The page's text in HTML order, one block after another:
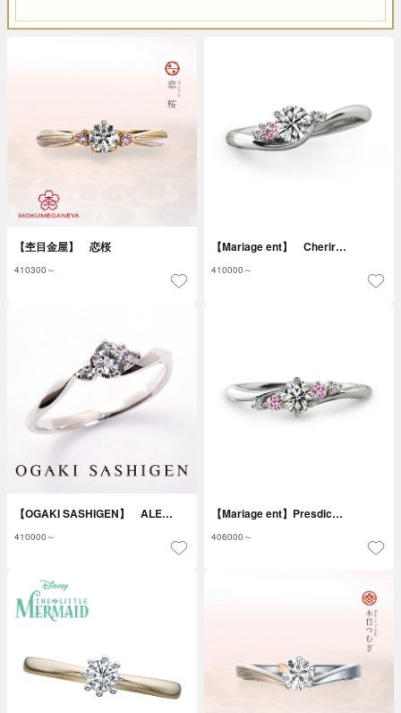
【杢目金屋】 恋桜
410300～
【Mariage ent】 Cherir…
410000～
【OGAKI SASHIGEN】 ALE…
410000～
【Mariage ent】Presdic…
406000～